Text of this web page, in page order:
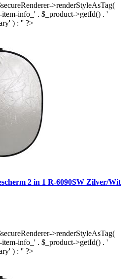
>renderStyleAsTag(
info_' . $_product->getId() . '
) : '' ?>
2 in 1 R-6090SW Zilver/Wit
>renderStyleAsTag(
info_' . $_product->getId() . '
) : '' ?>